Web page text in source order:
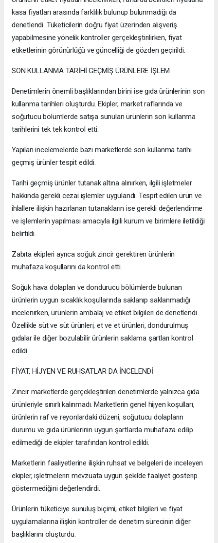
kasa fiyatları arasında farklılık bulunup bulunmadığı da
denetlendi. Tüketicilerin doğru fiyat üzerinden alışveriş
yapabilmesine yönelik kontroller gerçekleştirilirken, fiyat
etiketlerinin görünürlüğü ve güncelliği de gözden geçirildi.
SON KULLANMA TARİHİ GEÇMİŞ ÜRÜNLERE İŞLEM
Denetimlerin önemli başlıklarından birini ise gıda ürünlerinin son
kullanma tarihleri oluşturdu. Ekipler, market raflarında ve
soğutucu bölümlerde satışa sunulan ürünlerin son kullanma
tarihlerini tek tek kontrol etti.
Yapılan incelemelerde bazı marketlerde son kullanma tarihi
geçmiş ürünler tespit edildi.
Tarihi geçmiş ürünler tutanak altına alınırken, ilgili işletmeler
hakkında gerekli cezai işlemler uygulandı. Tespit edilen ürün ve
ihlallere ilişkin hazırlanan tutanakların ise gerekli değerlendirme
ve işlemlerin yapılması amacıyla ilgili kurum ve birimlere iletildiği
belirtildi.
Zabıta ekipleri ayrıca soğuk zincir gerektiren ürünlerin
muhafaza koşullarını da kontrol etti.
Soğuk hava dolapları ve dondurucu bölümlerde bulunan
ürünlerin uygun sıcaklık koşullarında saklanıp saklanmadığı
incelenirken, ürünlerin ambalaj ve etiket bilgileri de denetlendi.
Özellikle süt ve süt ürünleri, et ve et ürünleri, dondurulmuş
gıdalar ile diğer bozulabilir ürünlerin saklama şartları kontrol
edildi.
FİYAT, HİJYEN VE RUHSATLAR DA İNCELENDİ
Zincir marketlerde gerçekleştirilen denetimlerde yalnızca gıda
ürünleriyle sınırlı kalınmadı. Marketlerin genel hijyen koşulları,
ürünlerin raf ve reyonlardaki düzeni, soğutucu dolapların
durumu ve gıda ürünlerinin uygun şartlarda muhafaza edilip
edilmediği de ekipler tarafından kontrol edildi.
Marketlerin faaliyetlerine ilişkin ruhsat ve belgeleri de inceleyen
ekipler, işletmelerin mevzuata uygun şekilde faaliyet gösterip
göstermediğini değerlendirdi.
Ürünlerin tüketiciye sunuluş biçimi, etiket bilgileri ve fiyat
uygulamalarına ilişkin kontroller de denetim sürecinin diğer
başlıklarını oluşturdu.